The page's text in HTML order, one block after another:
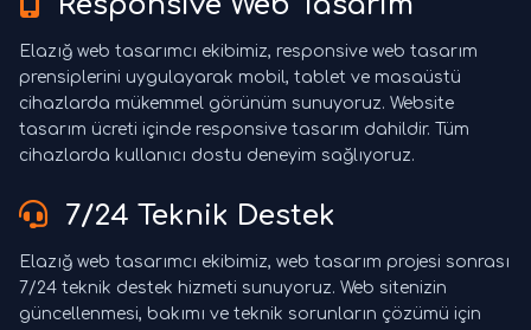
Elazığ web tasarımcı ekibimiz, responsive web tasarım
prensiplerini uygulayarak mobil, tablet ve masaüstü
cihazlarda mükemmel görünüm sunuyoruz. Website
tasarım ücreti içinde responsive tasarım dahildir. Tüm
cihazlarda kullanıcı dostu deneyim sağlıyoruz.
7/24 Teknik Destek
Elazığ web tasarımcı ekibimiz, web tasarım projesi sonrası
7/24 teknik destek hizmeti sunuyoruz. Web sitenizin
güncellenmesi, bakımı ve teknik sorunların çözümü için